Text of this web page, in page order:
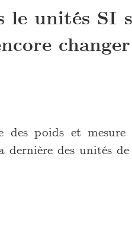
unités SI
des poids et
des unités